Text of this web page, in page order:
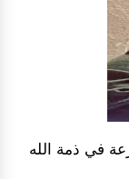
في ذمة الله